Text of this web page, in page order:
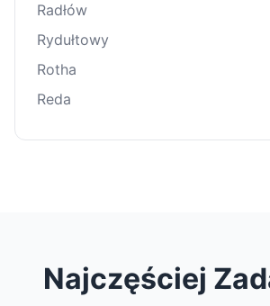
Radłów
Rydułtowy
Rotha
Reda
Najczęściej